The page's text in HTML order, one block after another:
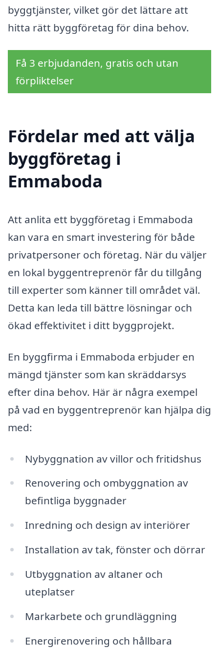
byggtjänster, vilket gör det lättare att
hitta rätt byggföretag för dina behov.
Få 3 erbjudanden, gratis och utan
förpliktelser
Fördelar med att välja
byggföretag i
Emmaboda
Att anlita ett byggföretag i Emmaboda
kan vara en smart investering för både
privatpersoner och företag. När du väljer
en lokal byggentreprenör får du tillgång
till experter som känner till området väl.
Detta kan leda till bättre lösningar och
ökad effektivitet i ditt byggprojekt.
En byggfirma i Emmaboda erbjuder en
mängd tjänster som kan skräddarsys
efter dina behov. Här är några exempel
på vad en byggentreprenör kan hjälpa dig
med:
Nybyggnation av villor och fritidshus
Renovering och ombyggnation av
befintliga byggnader
Inredning och design av interiörer
Installation av tak, fönster och dörrar
Utbyggnation av altaner och
uteplatser
Markarbete och grundläggning
Energirenovering och hållbara